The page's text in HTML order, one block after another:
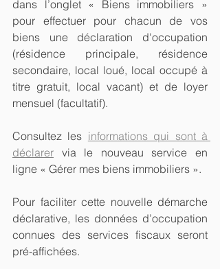
dans l’onglet « Biens immobiliers »
pour effectuer pour chacun de vos
biens une déclaration d'occupation
(résidence principale, résidence
secondaire, local loué, local occupé à
titre gratuit, local vacant) et de loyer
mensuel (facultatif).
Consultez les informations qui sont à
déclarer via le nouveau service en
ligne « Gérer mes biens immobiliers ».
Pour faciliter cette nouvelle démarche
déclarative, les données d’occupation
connues des services fiscaux seront
pré-affichées.